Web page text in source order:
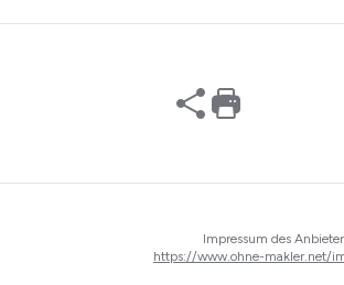
Impressum des
https://www.ohne-makler.net/